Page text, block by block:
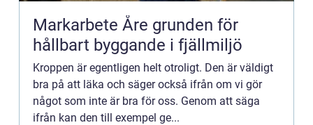
Markarbete Åre grunden för
hållbart byggande i fjällmiljö
Kroppen är egentligen helt otroligt. Den är väldigt
bra på att läka och säger också ifrån om vi gör
något som inte är bra för oss. Genom att säga
ifrån kan den till exempel ge...